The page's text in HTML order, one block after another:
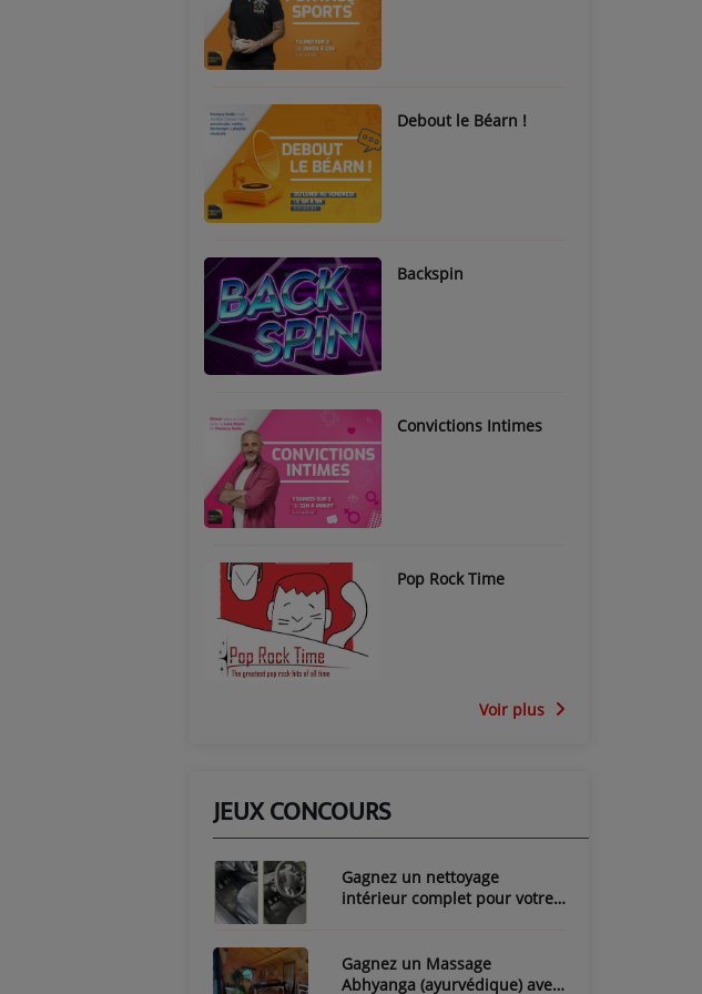
Debout le Béarn !
Backspin
Convictions Intimes
Pop Rock Time
Voir plus
JEUX CONCOURS
Gagnez un nettoyage
intérieur complet pour votre
Gagnez un Massage
Abhyanga (ayurvédique) avec